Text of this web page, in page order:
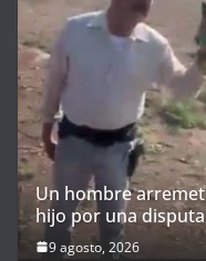
Un hombre
hijo por una disputa
9 agosto, 2026